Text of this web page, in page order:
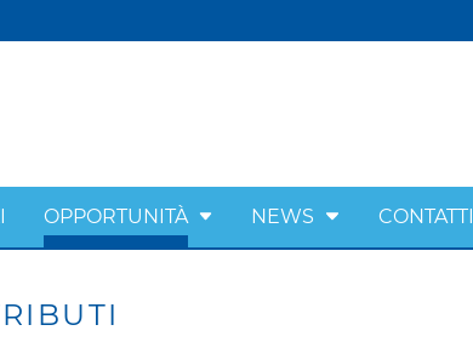
OPPORTUNITÀ NEWS CONTATTI